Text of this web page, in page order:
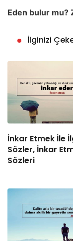
Eden bulur mu?
İlginizi
İnkar Etmek İle
Sözler, İnkar
Sözleri